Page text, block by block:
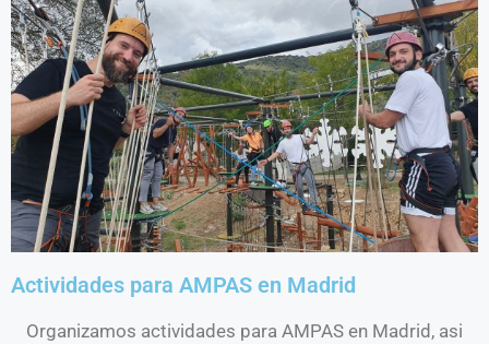
Actividades para AMPAS en Madrid
Organizamos actividades para AMPAS en Madrid, asi